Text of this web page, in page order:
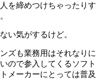
を締めつけちゃったりす
い気がするけど。
ズも業務用はそれなりに
ので参入してくるソフト
メーカーにとっては普及